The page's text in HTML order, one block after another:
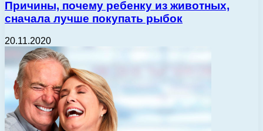
Причины, почему ребенку из животных,
сначала лучше покупать рыбок
20.11.2020